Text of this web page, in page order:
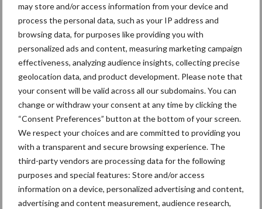
may store and/or access information from your device and
process the personal data, such as your IP address and
browsing data, for purposes like providing you with
personalized ads and content, measuring marketing campaign
effectiveness, analyzing audience insights, collecting precise
geolocation data, and product development. Please note that
your consent will be valid across all our subdomains. You can
change or withdraw your consent at any time by clicking the
“Consent Preferences” button at the bottom of your screen.
We respect your choices and are committed to providing you
with a transparent and secure browsing experience. The
third-party vendors are processing data for the following
purposes and special features: Store and/or access
information on a device, personalized advertising and content,
advertising and content measurement, audience research,
Aanbevolen voor jou!
ForFarmers ziet volume en
marktaandeel groeien in
krimpende Nederlandse
Tien praktische tips voor
een langere levensduur